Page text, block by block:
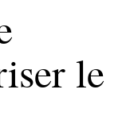
le